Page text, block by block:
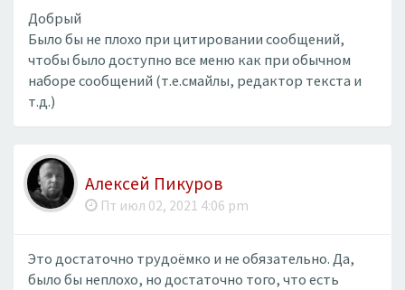
Добрый
Было бы не плохо при цитировании сообщений,
чтобы было доступно все меню как при обычном
наборе сообщений (т.е.смайлы, редактор текста и
т.д.)
Алексей Пикуров
Пт июл 02, 2021 4:06 pm
Это достаточно трудоёмко и не обязательно. Да,
было бы неплохо, но достаточно того, что есть